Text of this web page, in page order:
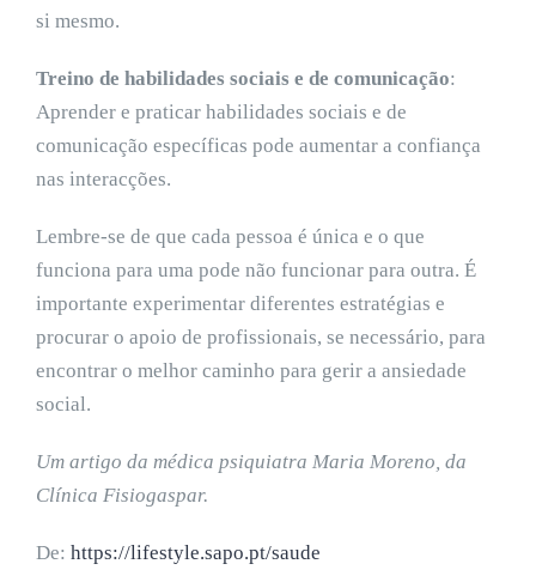
si mesmo.
Treino de habilidades sociais e de comunicação:
Aprender e praticar habilidades sociais e de
comunicação específicas pode aumentar a confiança
nas interacções.
Lembre-se de que cada pessoa é única e o que
funciona para uma pode não funcionar para outra. É
importante experimentar diferentes estratégias e
procurar o apoio de profissionais, se necessário, para
encontrar o melhor caminho para gerir a ansiedade
social.
Um artigo da médica psiquiatra Maria Moreno, da
Clínica Fisiogaspar.
De: https://lifestyle.sapo.pt/saude